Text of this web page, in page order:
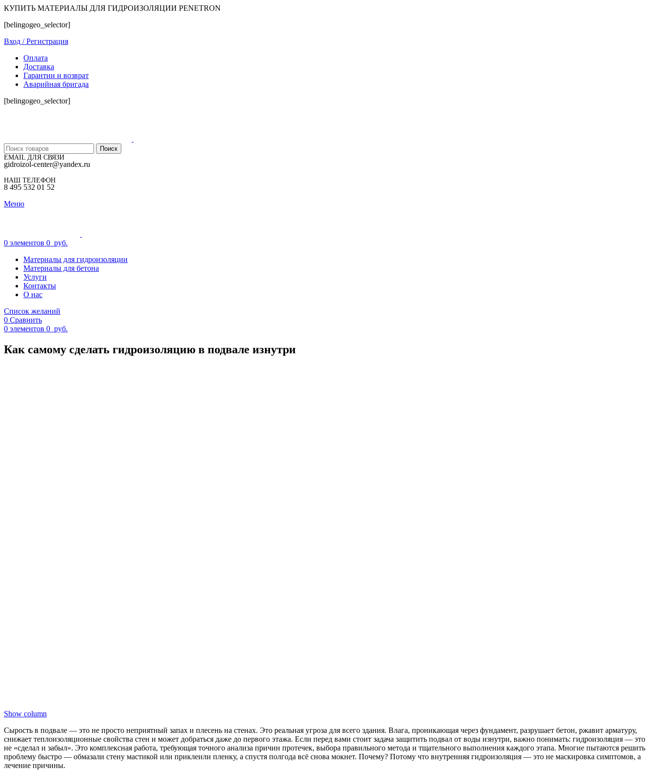
КУПИТЬ МАТЕРИАЛЫ ДЛЯ ГИДРОИЗОЛЯЦИИ PENETRON
[belingogeo_selector]
Вход / Регистрация
Оплата
Доставка
Гарантии и возврат
Аварийная бригада
[belingogeo_selector]
Поиск
EMAIL ДЛЯ СВЯЗИ
gidroizol-center@yandex.ru
НАШ ТЕЛЕФОН
8 495 532 01 52
Меню
0 элементов 0 руб.
Материалы для гидроизоляции
Материалы для бетона
Услуги
Контакты
О нас
Список желаний
0 Сравнить
0 элементов 0 руб.
Как самому сделать гидроизоляцию в подвале изнутри
Show column
Сырость в подвале — это не просто неприятный запах и плесень на стенах. Это реальная угроза для всего здания. Влага, проникающая через фундамент, разрушает бетон, ржавит арматуру,
снижает теплоизоляционные свойства стен и может добраться даже до первого этажа. Если перед вами стоит задача защитить подвал от воды изнутри, важно понимать: гидроизоляция — это
не «сделал и забыл». Это комплексная работа, требующая точного анализа причин протечек, выбора правильного метода и тщательного выполнения каждого этапа. Многие пытаются решить
проблему быстро — обмазали стену мастикой или приклеили пленку, а спустя полгода всё снова мокнет. Почему? Потому что внутренняя гидроизоляция — это не маскировка симптомов, а
лечение причины.